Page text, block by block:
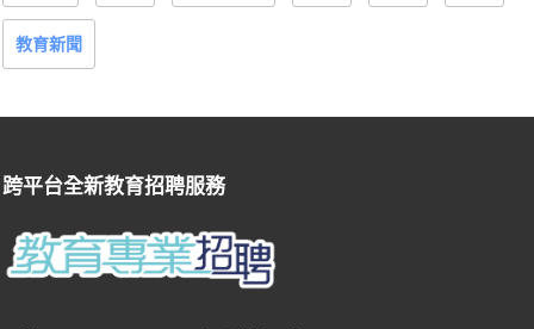
教育新聞
跨平台全新教育招聘服務